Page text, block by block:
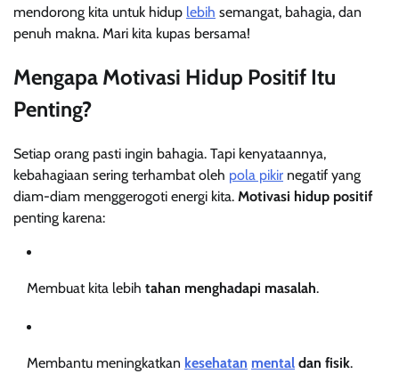
mendorong kita untuk hidup lebih semangat, bahagia, dan
penuh makna. Mari kita kupas bersama!
Mengapa Motivasi Hidup Positif Itu
Penting?
Setiap orang pasti ingin bahagia. Tapi kenyataannya,
kebahagiaan sering terhambat oleh pola pikir negatif yang
diam-diam menggerogoti energi kita. Motivasi hidup positif
penting karena:
Membuat kita lebih tahan menghadapi masalah.
Membantu meningkatkan kesehatan mental dan fisik.